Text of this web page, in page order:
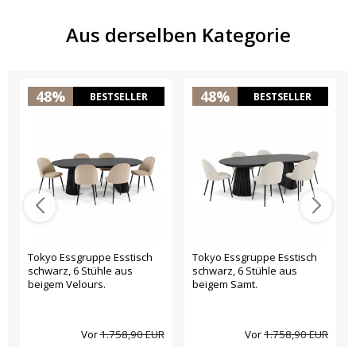
Aus derselben Kategorie
48% BESTSELLER
Tokyo Essgruppe Esstisch
schwarz, 6 Stühle aus
beigem Velours.
Vor1.758,90 EUR
48% BESTSELLER
Tokyo Essgruppe Esstisch
schwarz, 6 Stühle aus
beigem Samt.
Vor1.758,90 EUR